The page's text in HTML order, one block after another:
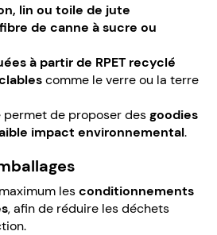
lin ou toile de jute
de canne à sucre ou
à partir de RPET recyclé
comme le verre ou la terre
de proposer desgoodies
impact environnemental.
lesconditionnements
, afin de réduire les déchets